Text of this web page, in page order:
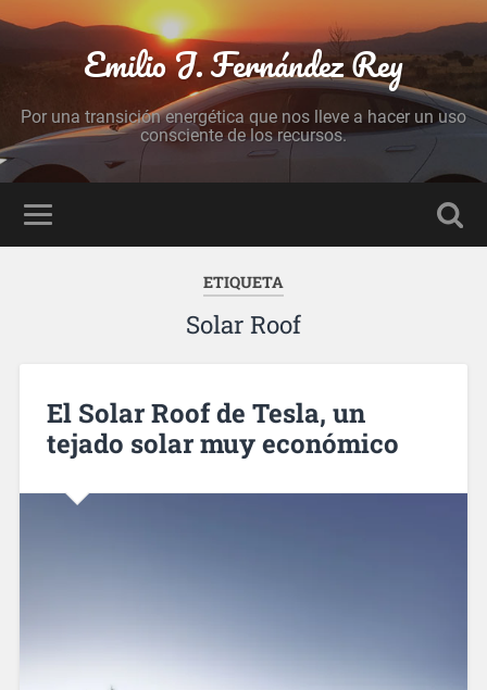
Emilio J. Fernández Rey
Por una transición energética que nos lleve a hacer un uso
consciente de los recursos.
ETIQUETA
Solar Roof
El Solar Roof de Tesla, un
tejado solar muy económico